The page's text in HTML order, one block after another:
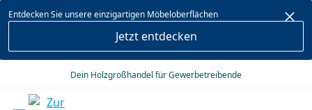
springen
Entdecken Sie unsere einzigartigen Möbeloberflächen
Jetzt entdecken
Dein Holzgroßhandel für Gewerbetreibende